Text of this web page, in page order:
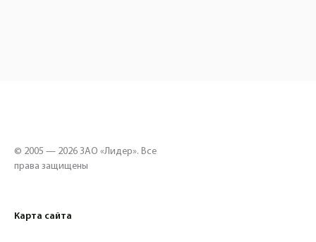
© 2005 — 2026 ЗАО «Лидер». Все
права защищены
Карта сайта